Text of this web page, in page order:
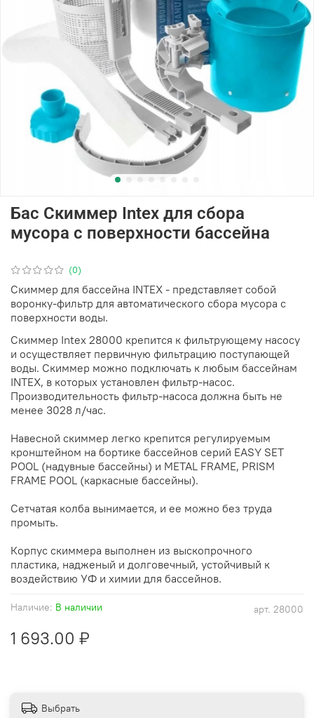
(0)
арт. 28000
Наличие: В наличии
Бас Скиммер Intex для сбора
мусора с поверхности бассейна
1 693.00 ₽
Скиммер для бассейна INTEX - представляет собой
воронку-фильтр для автоматического сбора мусора с
поверхности воды.
Скиммер Intex 28000 крепится к фильтрующему насосу
и осуществляет первичную фильтрацию поступающей
воды. Скиммер можно подключать к любым бассейнам
INTEX, в которых установлен фильтр-насос.
Производительность фильтр-насоса должна быть не
менее 3028 л/час.
Навесной скиммер легко крепится регулируемым
кронштейном на бортике бассейнов серий EASY SET
POOL (надувные бассейны) и METAL FRAME, PRISM
FRAME POOL (каркасные бассейны).
Сетчатая колба вынимается, и ее можно без труда
промыть.
Корпус скиммера выполнен из выскопрочного
пластика, надженый и долговечный, устойчивый к
воздействию УФ и химии для бассейнов.
Выбрать